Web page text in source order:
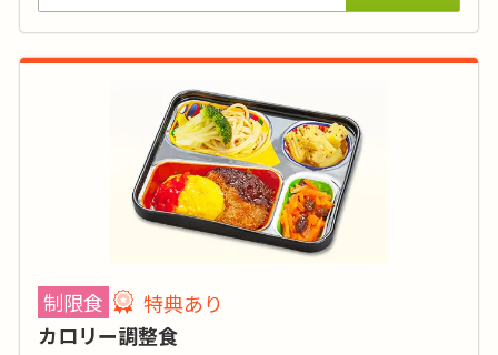
-
: -
: -
品目数
脂質:-／カリウム:-／リン:-
制限食
特典あり
カロリー調整食